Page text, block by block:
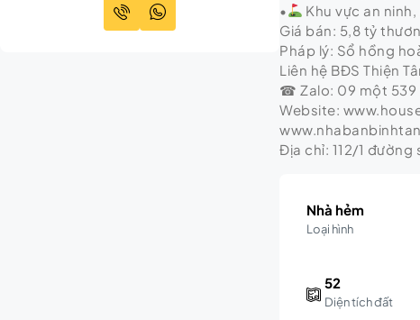
•
Khu vực an
Giá bán: 5,8 tỷ
Pháp lý: Sổ hồng
Liên hệ BĐS Thiện
☎ Zalo: 09 một 539
Website:
Địa chỉ: 112/1 đường
Nhà hẻm
Loại hình
52
Diện tích đất